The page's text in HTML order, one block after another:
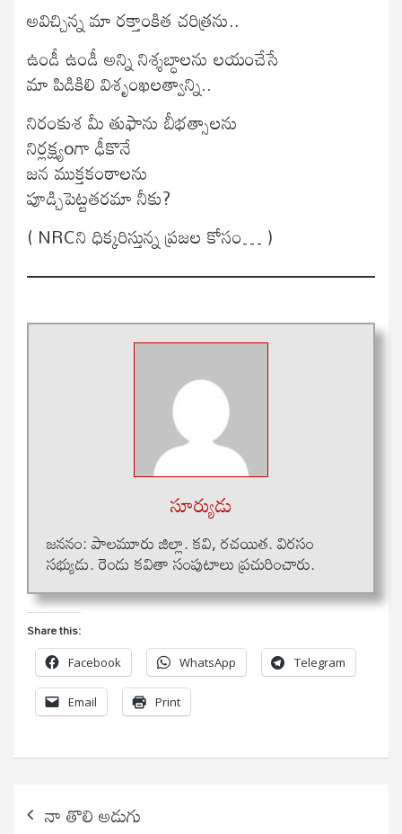
అవిచ్చిన్న మా రక్తాంకిత చరిత్రను..
ఉండీ ఉండీ అన్ని నిశ్శబ్ధాలను లయంచేసే
మా పిడికిలి విశృంఖలత్వాన్ని..
నిరంకుశ మీ తుఫాను బీభత్సాలను
నిర్లక్ష్యoగా ఢీకొనే
జన ముక్తకంఠాలను
పూడ్చిపెట్టతరమా నీకు?
( NRCని ధిక్కరిస్తున్న ప్రజల కోసం… )
సూర్యుడు
జననం: పాలమూరు జిల్లా. కవి, రచయిత. విరసం
సభ్యుడు. రెండు కవితా సంపుటాలు ప్రచురించారు.
Share this:
Facebook WhatsApp Telegram
Email Print
నా తొలి అడుగు